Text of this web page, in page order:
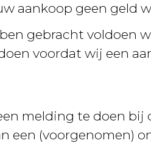
aankoop geen geld
gebracht voldoen
voordat wij een
melding te doen bij
een (voorgenomen)